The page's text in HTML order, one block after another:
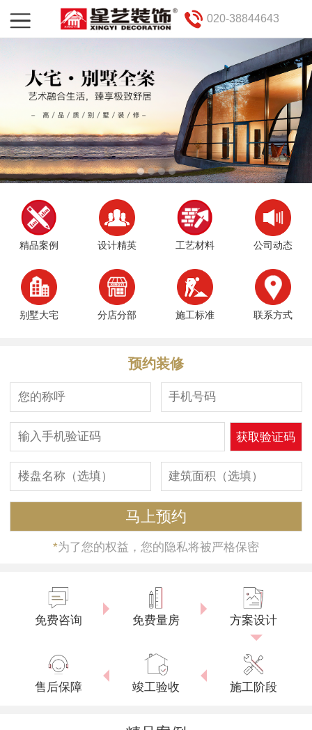
020-38844643
精品案例 设计精英 工艺材料 公司动态
别墅大宅 分店分部 施工标准 联系方式
预约装修
*为了您的权益，您的隐私将被严格保密
免费咨询 免费量房 方案设计
售后保障 竣工验收 施工阶段